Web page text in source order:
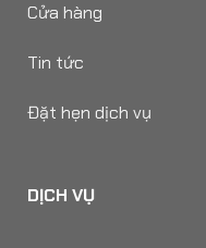
Cửa hàng
Tin tức
Đặt hẹn dịch vụ
DỊCH VỤ